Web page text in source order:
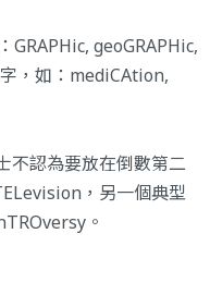
geoGRAPHic,
，如：mediCAtion,
不認為要放在倒數第二
，另一個典型
。